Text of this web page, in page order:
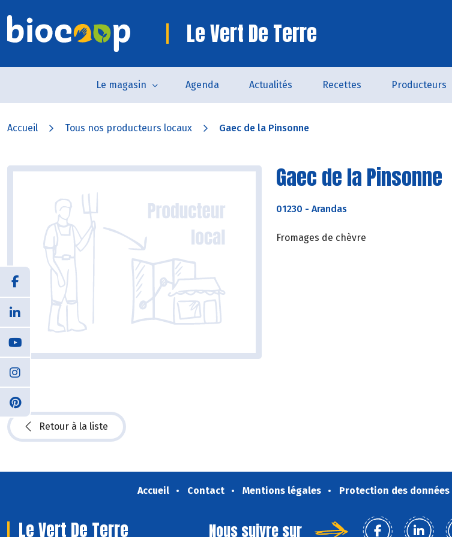
Le Vert De Terre
Le magasin Agenda Actualités Recettes Producteurs
Accueil Tous nos producteurs locaux Gaec de la Pinsonne
Gaec de la Pinsonne
01230 - Arandas
Fromages de chèvre
Retour à la liste
Accueil Contact Mentions légales Protection des données
Le Vert De Terre Nous suivre sur